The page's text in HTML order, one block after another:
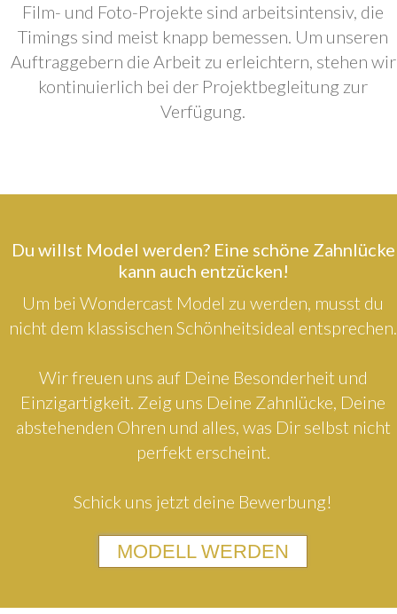
Film- und Foto-Projekte sind arbeitsintensiv, die
Timings sind meist knapp bemessen. Um unseren
Auftraggebern die Arbeit zu erleichtern, stehen wir
kontinuierlich bei der Projektbegleitung zur
Verfügung.
Du willst Model werden? Eine schöne Zahnlücke
kann auch entzücken!
Um bei Wondercast Model zu werden, musst du
nicht dem klassischen Schönheitsideal entsprechen.
Wir freuen uns auf Deine Besonderheit und
Einzigartigkeit. Zeig uns Deine Zahnlücke, Deine
abstehenden Ohren und alles, was Dir selbst nicht
perfekt erscheint.
Schick uns jetzt deine Bewerbung!
MODELL WERDEN